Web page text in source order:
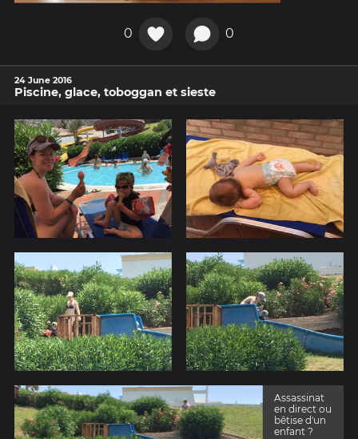
0 0
24 June 2016
Piscine, glace, toboggan et sieste
Assassinat
en direct ou
bêtise d'un
enfant ?